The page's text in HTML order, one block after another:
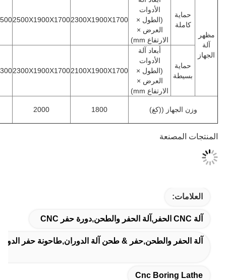
(الطول ×
العرض ×
الارتفاع mm)
2300X1900X1700
2500X1900X1700
3000X2300X2500
أبعاد آلة
الأدوات
(الطول ×
العرض ×
2100X1900X1700
2300X1900X1700
2700X1800X2300
((كغ) 1800
2000
4500
والطحن,حفر & طحن آلة الدوران,طاحونة حفر الدوارة
Cnc